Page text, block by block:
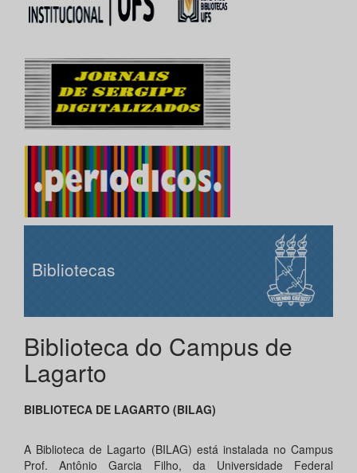
Bibliotecas
Biblioteca do Campus de
Lagarto
BIBLIOTECA DE LAGARTO (BILAG)
A Biblioteca de Lagarto (BILAG) está instalada no Campus
Prof. Antônio Garcia Filho, da Universidade Federal